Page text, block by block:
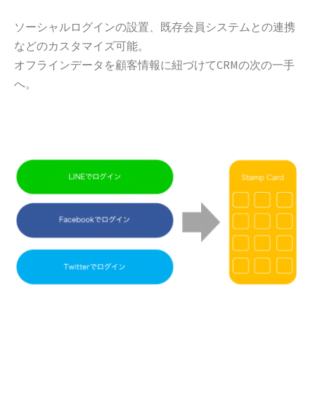
ソーシャルログインの設置、既存会員システムとの連携
などのカスタマイズ可能。
オフラインデータを顧客情報に紐づけてCRMの次の一手
へ。